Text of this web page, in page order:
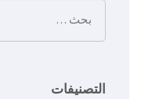
البحث
عن:
التصنيفات